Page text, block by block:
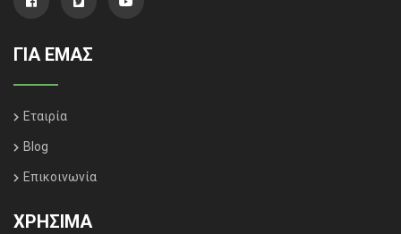
ΓΙΑ ΕΜΑΣ
Εταιρία
Blog
Επικοινωνία
ΧΡΗΣΙΜΑ